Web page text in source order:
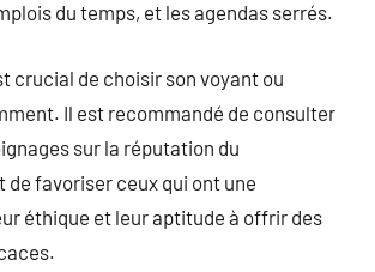
du temps, et les agendas serrés.
crucial de choisir son voyant ou
Il est recommandé de consulter
sur la réputation du
de favoriser ceux qui ont une
éthique et leur aptitude à offrir des